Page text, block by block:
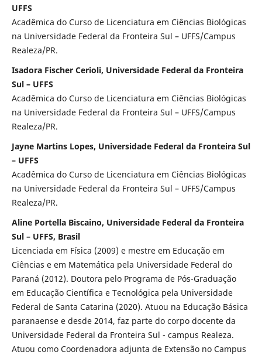
UFFS
Acadêmica do Curso de Licenciatura em Ciências Biológicas
na Universidade Federal da Fronteira Sul – UFFS/Campus
Realeza/PR.
Isadora Fischer Cerioli, Universidade Federal da Fronteira
Sul – UFFS
Acadêmica do Curso de Licenciatura em Ciências Biológicas
na Universidade Federal da Fronteira Sul – UFFS/Campus
Realeza/PR.
Jayne Martins Lopes, Universidade Federal da Fronteira Sul
– UFFS
Acadêmica do Curso de Licenciatura em Ciências Biológicas
na Universidade Federal da Fronteira Sul – UFFS/Campus
Realeza/PR.
Aline Portella Biscaino, Universidade Federal da Fronteira
Sul – UFFS, Brasil
Licenciada em Física (2009) e mestre em Educação em
Ciências e em Matemática pela Universidade Federal do
Paraná (2012). Doutora pelo Programa de Pós-Graduação
em Educação Científica e Tecnológica pela Universidade
Federal de Santa Catarina (2020). Atuou na Educação Básica
paranaense e desde 2014, faz parte do corpo docente da
Universidade Federal da Fronteira Sul - campus Realeza.
Atuou como Coordenadora adjunta de Extensão no Campus